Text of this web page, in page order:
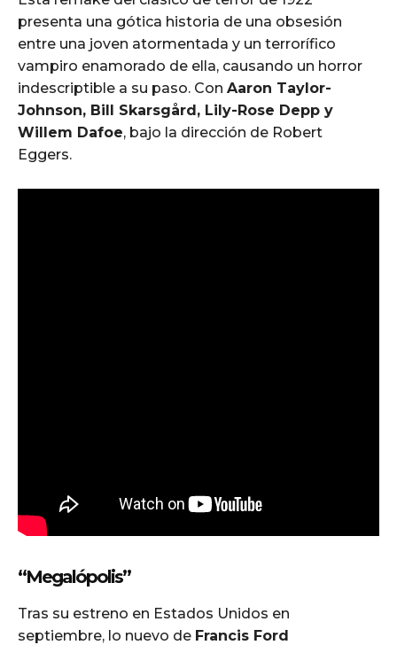
presenta una gótica historia de una obsesión
entre una joven atormentada y un terrorífico
vampiro enamorado de ella, causando un horror
indescriptible a su paso. Con Aaron Taylor-
Johnson, Bill Skarsgård, Lily-Rose Depp y
Willem Dafoe, bajo la dirección de Robert
Eggers.
“Megalópolis”
Tras su estreno en Estados Unidos en
septiembre, lo nuevo de Francis Ford